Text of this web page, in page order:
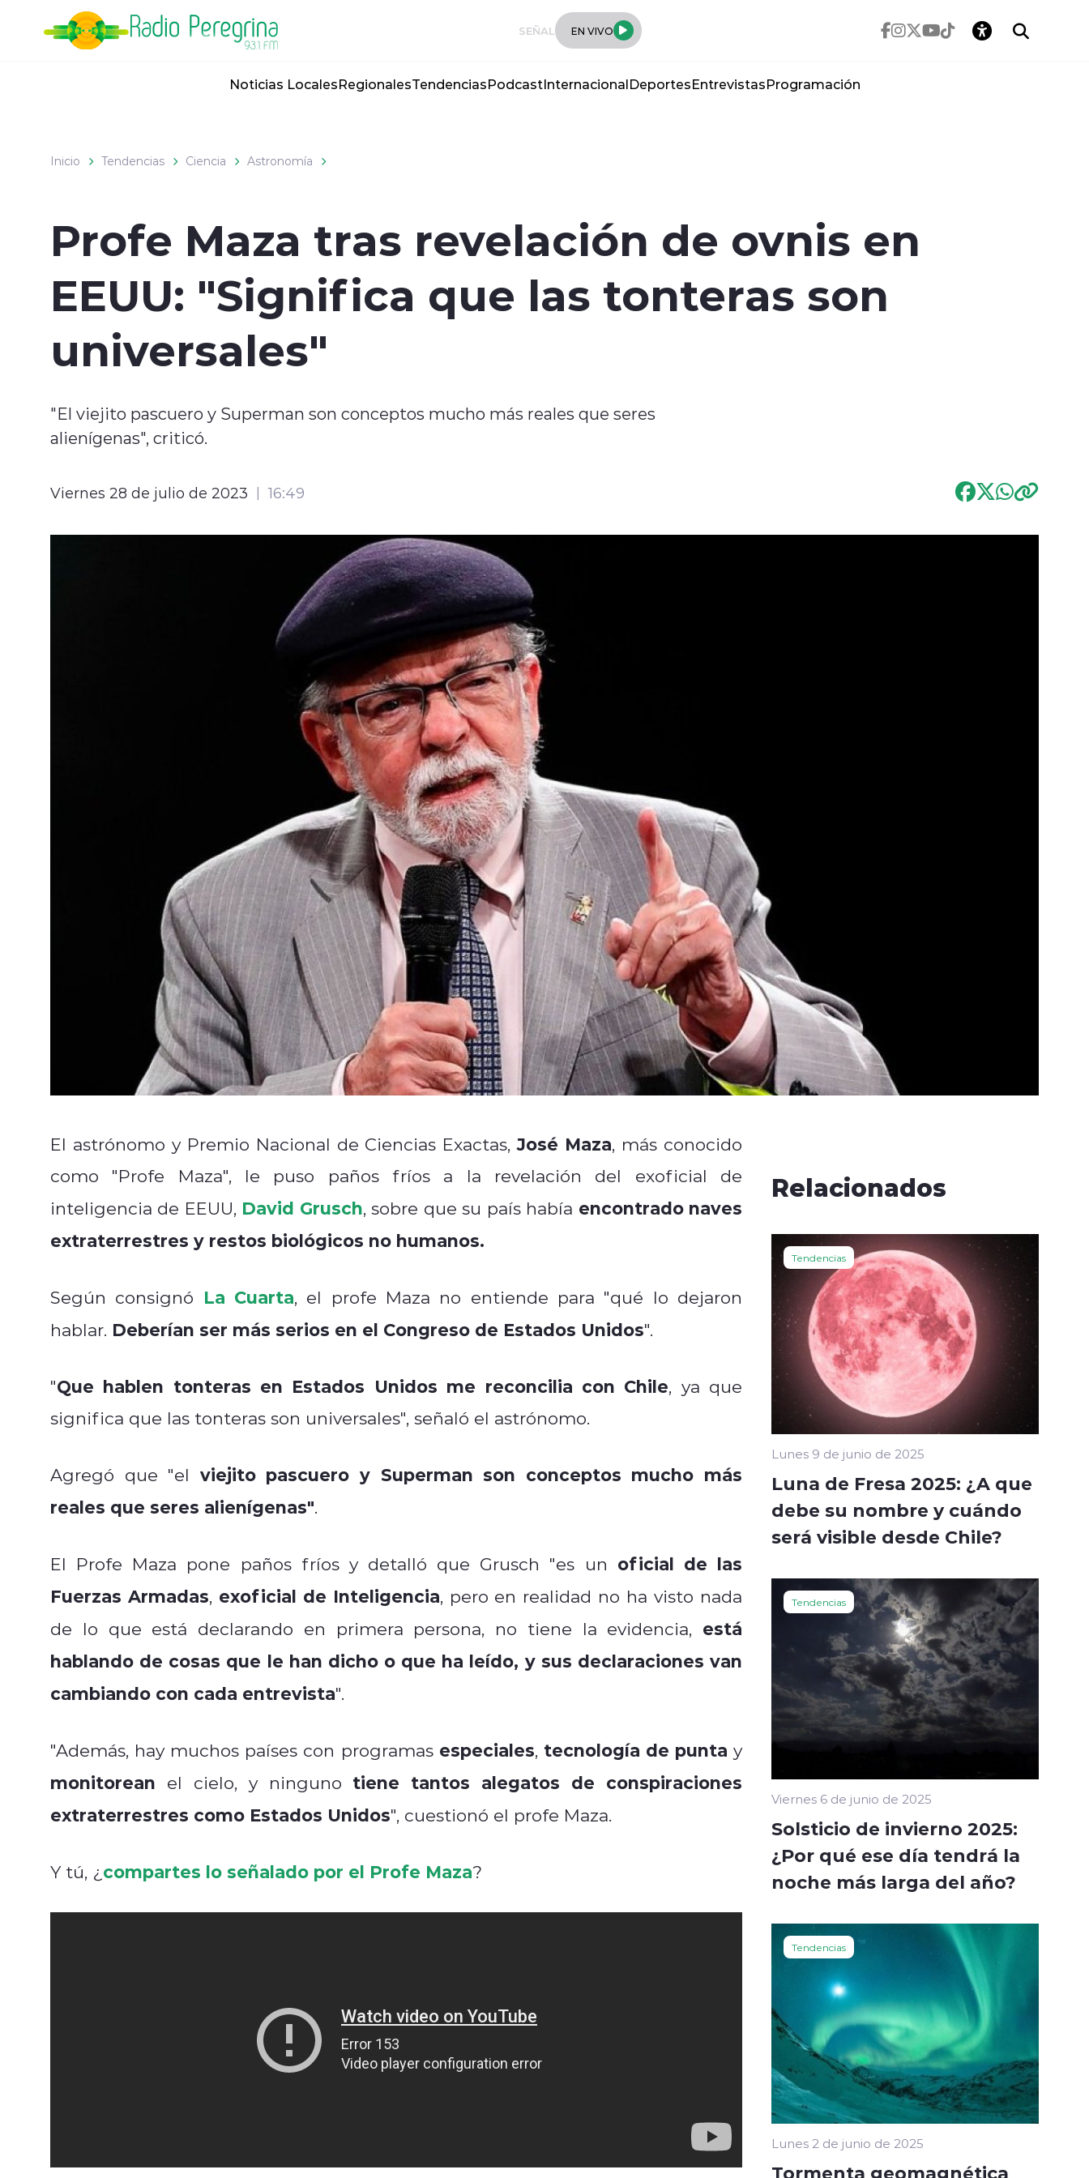
SEÑAL EN VIVO
Noticias LocalesRegionalesTendenciasPodcastInternacionalDeportesEntrevistasProgramación
Inicio Tendencias Ciencia Astronomía
Profe Maza tras revelación de ovnis en
EEUU: "Significa que las tonteras son
universales"
"El viejito pascuero y Superman son conceptos mucho más reales que seres
alienígenas", criticó.
Viernes 28 de julio de 2023 16:49
El astrónomo y Premio Nacional de Ciencias Exactas,José Maza, más conocido
como "Profe Maza", le puso paños fríos a la revelación del exoficial de
inteligencia de EEUU, David Grusch, sobre que su país había encontrado naves
extraterrestres y restos biológicos no humanos.
Según consignó La Cuarta, el profe Maza no entiende para "qué lo dejaron
hablar. Deberían ser más serios en el Congreso de Estados Unidos".
"Que hablen tonteras en Estados Unidos me reconcilia con Chile, ya que
significa que las tonteras son universales", señaló el astrónomo.
Agregó que "el viejito pascuero y Superman son conceptos mucho más
reales que seres alienígenas".
El Profe Maza pone paños fríos y detalló que Grusch "es un oficial de las
Fuerzas Armadas, exoficial de Inteligencia, pero en realidad no ha visto nada
de lo que está declarando en primera persona, no tiene la evidencia, está
hablando de cosas que le han dicho o que ha leído, y sus declaraciones van
cambiando con cada entrevista".
"Además, hay muchos países con programas especiales, tecnología de punta y
monitorean el cielo, y ninguno tiene tantos alegatos de conspiraciones
extraterrestres como Estados Unidos", cuestionó el profe Maza.
Y tú, ¿ compartes lo señalado por el Profe Maza?
Relacionados
Tendencias
Lunes 9 de junio de 2025
Luna de Fresa 2025: ¿A que
debe su nombre y cuándo
será visible desde Chile?
Tendencias
Viernes 6 de junio de 2025
Solsticio de invierno 2025:
¿Por qué ese día tendrá la
noche más larga del año?
Tendencias
Lunes 2 de junio de 2025
Tormenta geomagnética